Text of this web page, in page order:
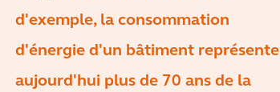
d'exemple, la consommation
d'énergie d'un bâtiment représente
aujourd'hui plus de 70 ans de la